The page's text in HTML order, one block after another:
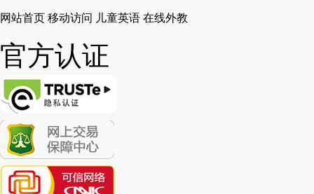
网站首页 移动访问 儿童英语 在线外教
官方认证